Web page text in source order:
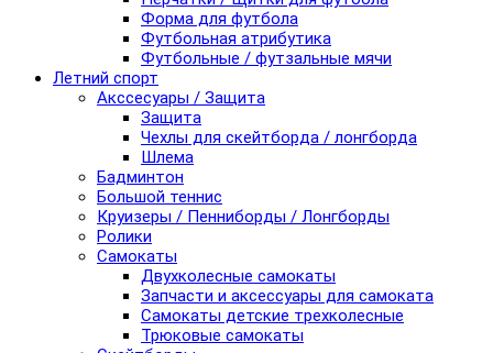
Форма для футбола
Футбольная атрибутика
Футбольные / футзальные мячи
Летний спорт
Акссесуары / Защита
Защита
Чехлы для скейтборда / лонгборда
Шлема
Бадминтон
Большой теннис
Круизеры / Пенниборды / Лонгборды
Ролики
Самокаты
Двухколесные самокаты
Запчасти и аксессуары для самоката
Самокаты детские трехколесные
Трюковые самокаты